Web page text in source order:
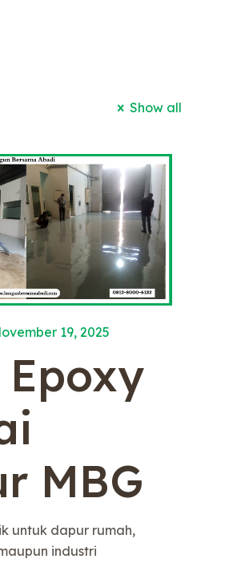
Show all
19, 2025
MBG
untuk dapur rumah,
industri